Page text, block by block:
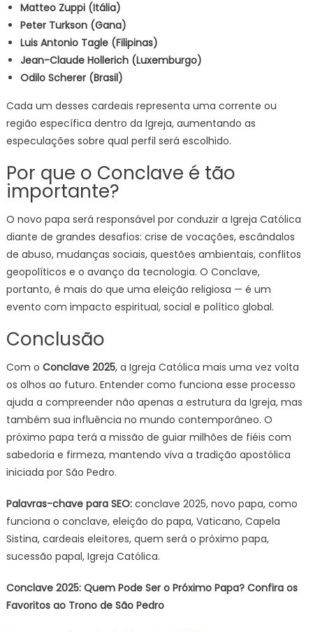
Matteo Zuppi (Itália)
Peter Turkson (Gana)
Luis Antonio Tagle (Filipinas)
Jean-Claude Hollerich (Luxemburgo)
Odilo Scherer (Brasil)
Cada um desses cardeais representa uma corrente ou
região específica dentro da Igreja, aumentando as
especulações sobre qual perfil será escolhido.
Por que o Conclave é tão
importante?
O novo papa será responsável por conduzir a Igreja Católica
diante de grandes desafios: crise de vocações, escândalos
de abuso, mudanças sociais, questões ambientais, conflitos
geopolíticos e o avanço da tecnologia. O Conclave,
portanto, é mais do que uma eleição religiosa — é um
evento com impacto espiritual, social e político global.
Conclusão
Com o Conclave 2025, a Igreja Católica mais uma vez volta
os olhos ao futuro. Entender como funciona esse processo
ajuda a compreender não apenas a estrutura da Igreja, mas
também sua influência no mundo contemporâneo. O
próximo papa terá a missão de guiar milhões de fiéis com
sabedoria e firmeza, mantendo viva a tradição apostólica
iniciada por São Pedro.
Palavras-chave para SEO:conclave 2025, novo papa, como
funciona o conclave, eleição do papa, Vaticano, Capela
Sistina, cardeais eleitores, quem será o próximo papa,
sucessão papal, Igreja Católica.
Conclave 2025: Quem Pode Ser o Próximo Papa? Confira os
Favoritos ao Trono de São Pedro